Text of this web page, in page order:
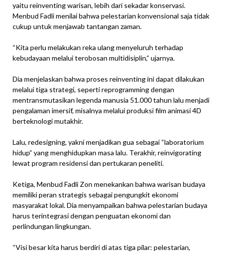
yaitu reinventing warisan, lebih dari sekadar konservasi.
Menbud Fadli menilai bahwa pelestarian konvensional saja tidak
cukup untuk menjawab tantangan zaman.
“Kita perlu melakukan reka ulang menyeluruh terhadap
kebudayaan melalui terobosan multidisiplin,” ujarnya.
Dia menjelaskan bahwa proses reinventing ini dapat dilakukan
melalui tiga strategi, seperti reprogramming dengan
mentransmutasikan legenda manusia 51.000 tahun lalu menjadi
pengalaman imersif, misalnya melalui produksi film animasi 4D
berteknologi mutakhir.
Lalu, redesigning, yakni menjadikan gua sebagai “laboratorium
hidup” yang menghidupkan masa lalu. Terakhir, reinvigorating
lewat program residensi dan pertukaran peneliti.
Ketiga, Menbud Fadli Zon menekankan bahwa warisan budaya
memiliki peran strategis sebagai pengungkit ekonomi
masyarakat lokal. Dia menyampaikan bahwa pelestarian budaya
harus terintegrasi dengan penguatan ekonomi dan
perlindungan lingkungan.
“Visi besar kita harus berdiri di atas tiga pilar: pelestarian,